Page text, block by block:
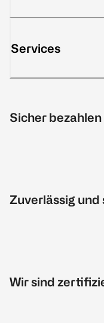
Services
Sicher bezahlen
Zuverlässig
Wir sind